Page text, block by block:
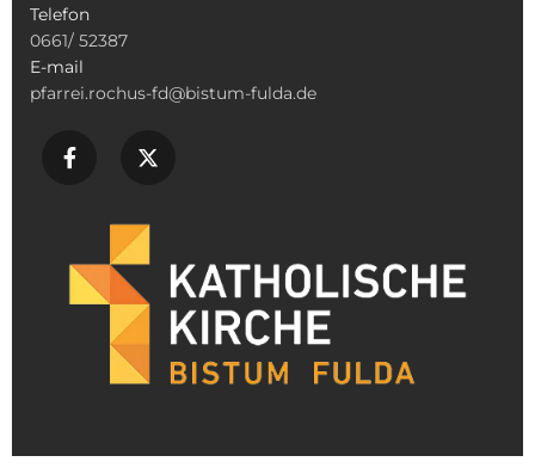
Telefon
0661/ 52387
E-mail
pfarrei.rochus-fd@bistum-fulda.de